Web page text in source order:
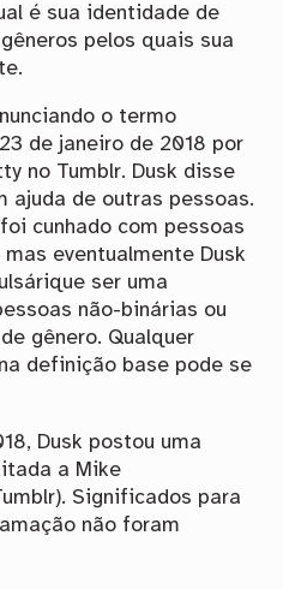
é sua identidade de
pelos quais sua
o termo
de janeiro de 2018 por
no Tumblr. Dusk disse
ajuda de outras pessoas.
cunhado com pessoas
eventualmente Dusk
ser uma
não-binárias ou
gênero. Qualquer
definição base pode se
Dusk postou uma
a Mike
Significados para
não foram